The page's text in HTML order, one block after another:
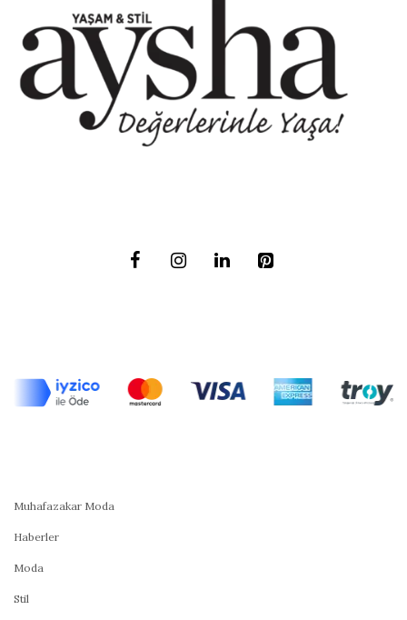
Muhafazakar Moda
Haberler
Moda
Stil